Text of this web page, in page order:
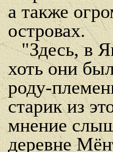
а также
островах.
"Здесь, в
хоть они
роду-
старик из
мнение
деревне